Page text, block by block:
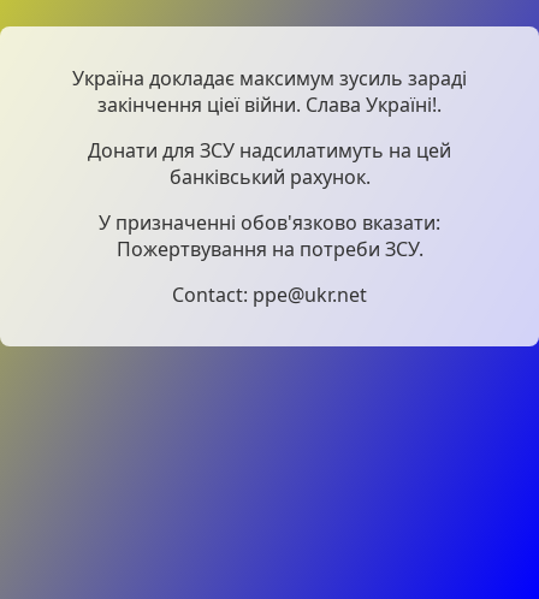
Україна докладає максимум зусиль зараді
закінчення ціеї війни. Слава Україні!.
Донати для ЗСУ надсилатимуть на цей
банківський рахунок.
У призначенні обов'язково вказати:
Пожертвування на потреби ЗСУ.
Contact: ppe@ukr.net